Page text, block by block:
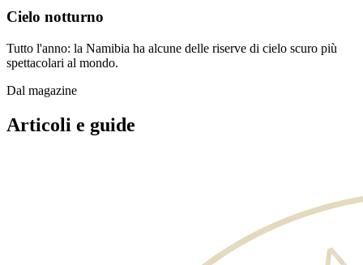
Cielo notturno
Tutto l'anno: la Namibia ha alcune delle riserve di cielo scuro più
spettacolari al mondo.
Dal magazine
Articoli e guide